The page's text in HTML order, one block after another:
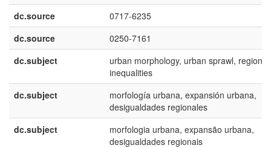
dc.source
0717-6235
dc.source
0250-7161
dc.subject
urban morphology, urban sprawl, regional
inequalities
dc.subject
morfología urbana, expansión urbana,
desigualdades regionales
dc.subject
morfologia urbana, expansão urbana,
desigualdades regionais